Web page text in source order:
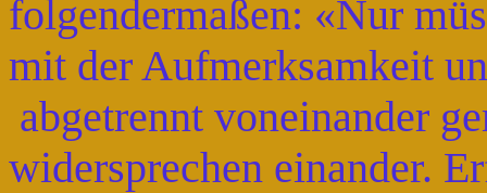
folgendermaßen: «Nur
mit der Aufmerksamkeit
abgetrennt voneinander
widersprechen einander.